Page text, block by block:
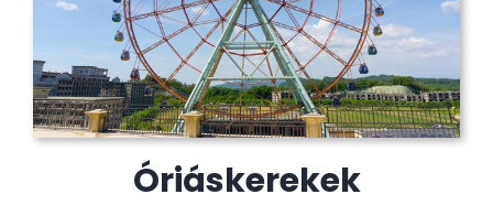
Óriáskerekek